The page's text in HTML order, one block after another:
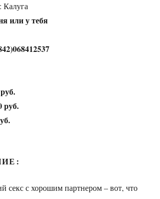
Калуга
или у тебя
руб.
секс с хорошим партнером – вот, что